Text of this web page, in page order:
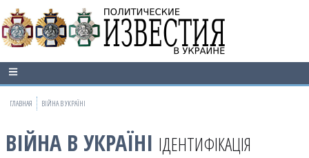
ГЛАВНАЯ ВІЙНА В УКРАЇНІ
ВІЙНА В УКРАЇНІ ІДЕНТИФІКАЦІЯ